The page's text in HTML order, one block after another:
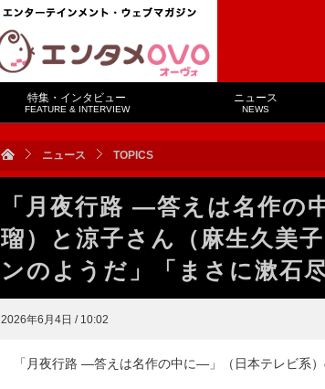
特集・インタビュー
FEATURE & INTERVIEW
ニュース
NEWS
ニュース TOPICS
「月夜行路 ―答えは名作の
瑠）と涼子さん（麻生久美
ンのようだ」「まさに漱石
2026年6月4日 / 10:02
「月夜行路 ―答えは名作の中に―」（日本テレビ系）